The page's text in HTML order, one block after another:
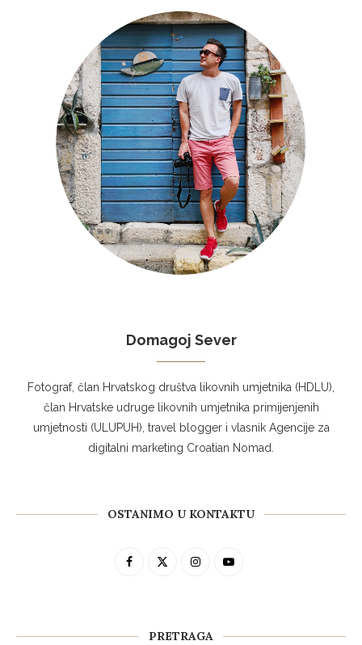
Domagoj Sever
Fotograf, član Hrvatskog društva likovnih umjetnika (HDLU),
član Hrvatske udruge likovnih umjetnika primijenjenih
umjetnosti (ULUPUH), travel blogger i vlasnik Agencije za
digitalni marketing Croatian Nomad.
OSTANIMO U KONTAKTU
PRETRAGA